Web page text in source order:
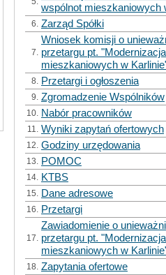
wspólnot mieszkaniowych
6. Zarząd Spółki
7.
Wniosek komisji o
przetargu pt.
mieszkaniowych w
8. Przetargi i ogłoszenia
9. Zgromadzenie Wspólników
10. Nabór pracowników
11. Wyniki zapytań ofertowych
12. Godziny urzędowania
13. POMOC
14. KTBS
15. Dane adresowe
16. Przetargi
17.
Zawiadomienie o
przetargu pt.
mieszkaniowych w
18. Zapytania ofertowe